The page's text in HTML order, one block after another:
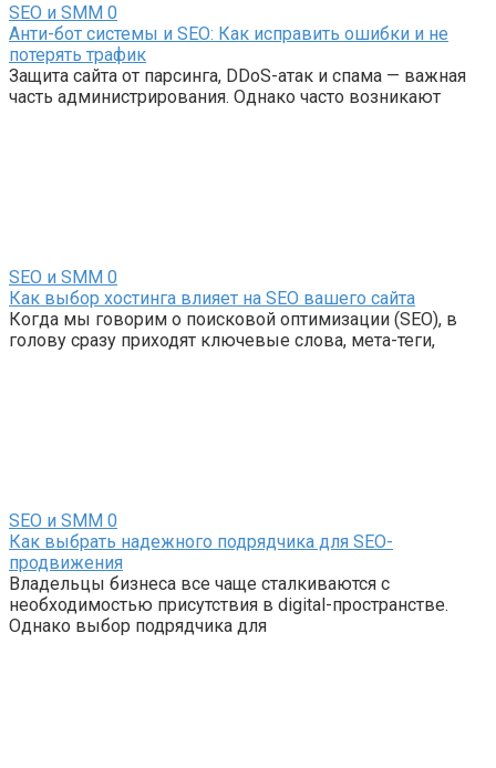
SEO и SMM 0
Анти-бот системы и SEO: Как исправить ошибки и не
потерять трафик
Защита сайта от парсинга, DDoS-атак и спама — важная
часть администрирования. Однако часто возникают
SEO и SMM 0
Как выбор хостинга влияет на SEO вашего сайта
Когда мы говорим о поисковой оптимизации (SEO), в
голову сразу приходят ключевые слова, мета-теги,
SEO и SMM 0
Как выбрать надежного подрядчика для SEO-
продвижения
Владельцы бизнеса все чаще сталкиваются с
необходимостью присутствия в digital-пространстве.
Однако выбор подрядчика для